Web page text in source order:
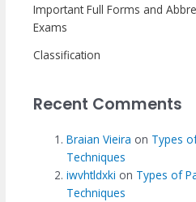
Important Full Forms and
Exams
Classification
Recent Comments
Braian Vieira on Types
Techniques
iwvhtldxki on Types of
Techniques